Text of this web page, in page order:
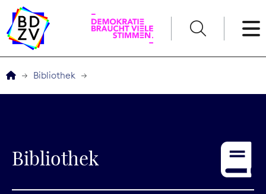
Service
Bibliothek
Bibliothek